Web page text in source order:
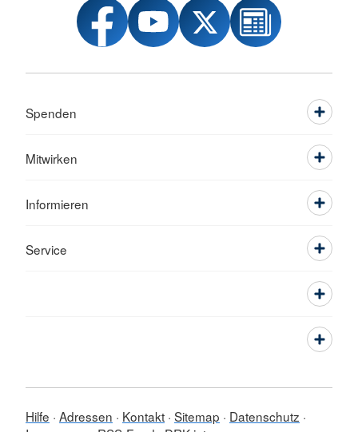
Spenden
Mitwirken
Informieren
Service
Hilfe Adressen Kontakt Sitemap
Datenschutz